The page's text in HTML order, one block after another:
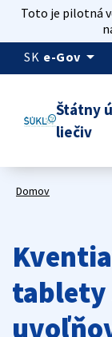
Toto je pilotná
SK e-Gov arrow_drop_down
Štátny
liečiv
Domov
tablety